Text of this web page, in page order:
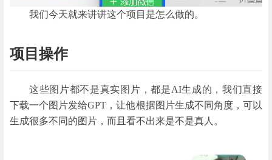
我们今天就来讲讲这个项目是怎么做的。
项目操作
这些图片都不是真实图片，都是AI生成的，我们直接
下载一个图片发给GPT，让他根据图片生成不同角度，可以
生成很多不同的图片，而且看不出来是不是真人。